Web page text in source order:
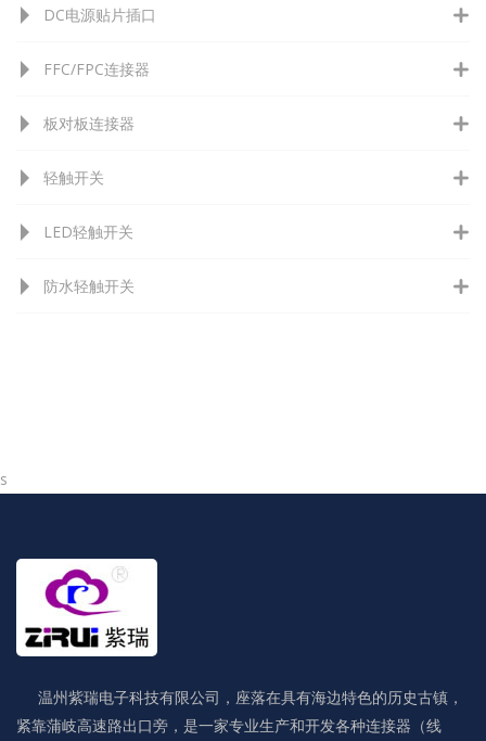
DC电源贴片插口
FFC/FPC连接器
板对板连接器
轻触开关
LED轻触开关
防水轻触开关
s
温州紫瑞电子科技有限公司，座落在具有海边特色的历史古镇，
紧靠蒲岐高速路出口旁，是一家专业生产和开发各种连接器（线